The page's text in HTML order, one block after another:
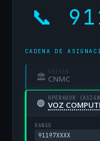
📞
CADENA DE
🏛 ORIGEN
CNMC
🟢 OPERADOR
VOZ
RANGO
91197XXXX